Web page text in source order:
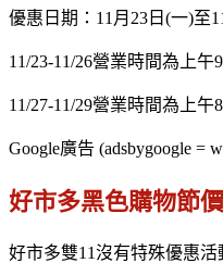
優惠日期： 11 月 23 日(一)至
11/23-11/26營業時間為上午
11/27-11/29營業時間為上午
Google廣告 (adsbygoogle =
好市多黑色購物節
好市多雙11沒有特殊優惠